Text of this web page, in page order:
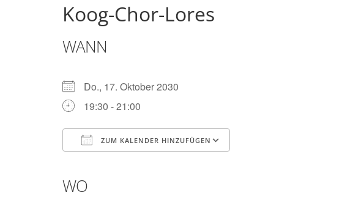
Brunsbüttel
Der
zum
Basteln,
Tüfteln,
Klönen
Koog-Chor-Lores
WANN
Do., 17. Oktober 2030
19:30 - 21:00
ZUM KALENDER HINZUFÜGEN
WO